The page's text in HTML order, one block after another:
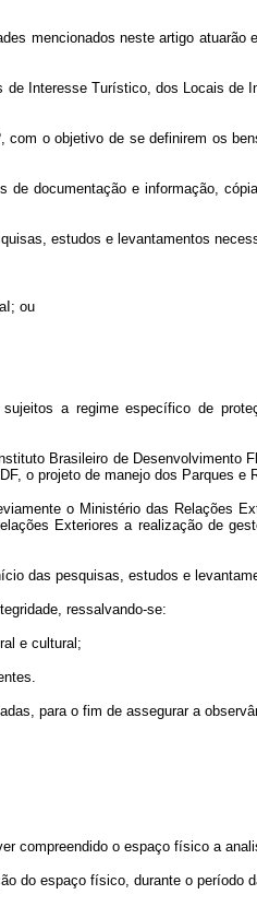
mencionados neste artigo
Interesse Turístico, dos Locais
o objetivo de se definirem os
documentação e informação,
estudos e levantamentos
ou
a regime específico de
Brasileiro de
o projeto de manejo dos Parques
o Ministério das Relações
Exteriores a realização de
das pesquisas, estudos e
ressalvando-se:
e cultural;
para o fim de assegurar a
compreendido o espaço físico a
do espaço físico, durante o período